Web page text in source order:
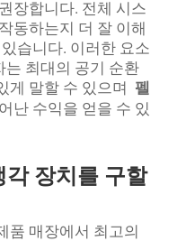
장합니다. 전체 시스
동하는지 더 잘 이해
습니다. 이러한 요소
는 최대의 공기 순환
게 말할 수 있으며 펠
난 수익을 얻을 수 있
장치를 구할
품 매장에서 최고의